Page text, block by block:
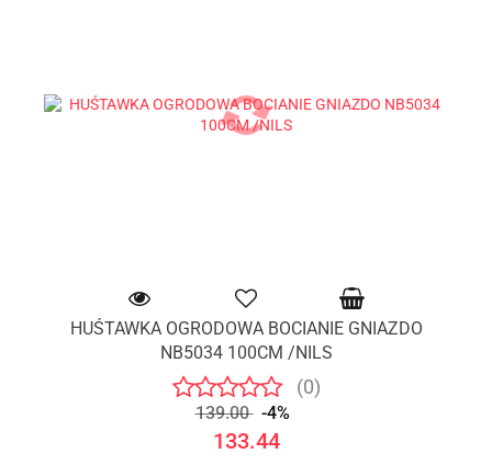
HUŚTAWKA OGRODOWA BOCIANIE GNIAZDO
NB5034 100CM /NILS
(0)
139.00 -4%
133.44